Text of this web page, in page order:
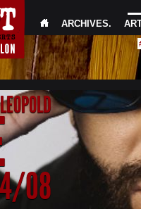
ARCHIVES.
08